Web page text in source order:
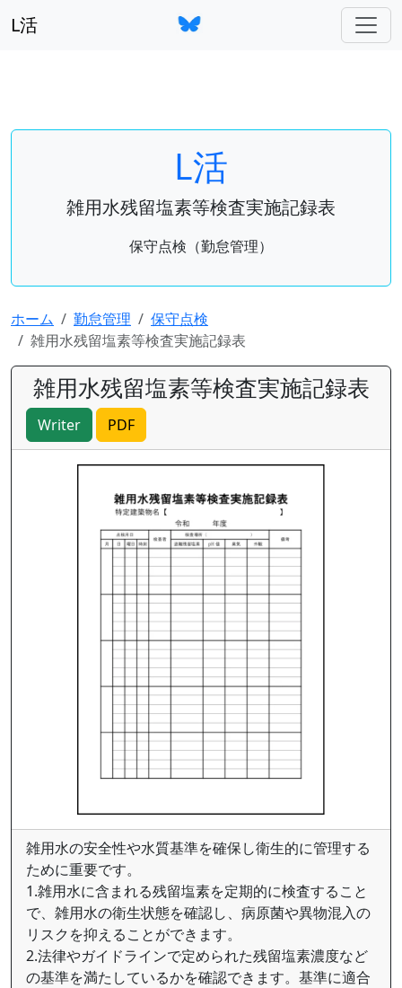
L活
L活
雑用水残留塩素等検査実施記録表
保守点検（勤怠管理）
ホーム 勤怠管理
保守点検
雑用水残留塩素等検査実施記録表
雑用水残留塩素等検査実施記録表
Writer PDF
雑用水の安全性や水質基準を確保し衛生的に管理する
ために重要です。
1.雑用水に含まれる残留塩素を定期的に検査すること
で、雑用水の衛生状態を確認し、病原菌や異物混入の
リスクを抑えることができます。
2.法律やガイドラインで定められた残留塩素濃度など
の基準を満たしているかを確認できます。基準に適合